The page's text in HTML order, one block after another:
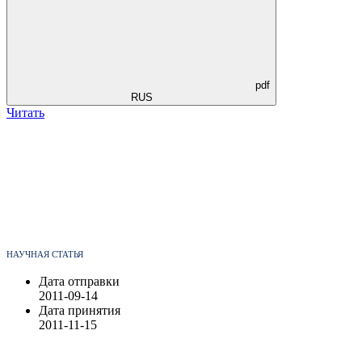
pdf
RUS
Читать
НАУЧНАЯ СТАТЬЯ
Дата отправки
2011-09-14
Дата принятия
2011-11-15